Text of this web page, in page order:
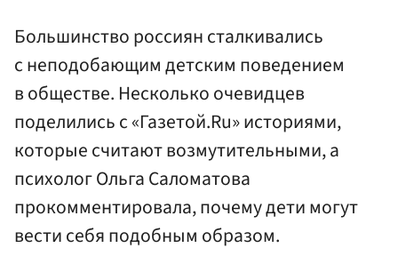
Большинство россиян сталкивались
с неподобающим детским поведением
в обществе. Несколько очевидцев
поделились с «Газетой.Ru» историями,
которые считают возмутительными, а
психолог Ольга Саломатова
прокомментировала, почему дети могут
вести себя подобным образом.